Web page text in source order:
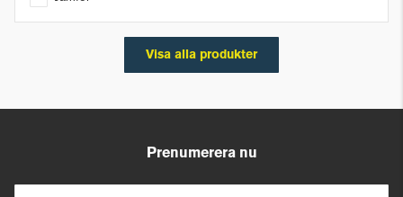
Visa alla produkter
Prenumerera nu